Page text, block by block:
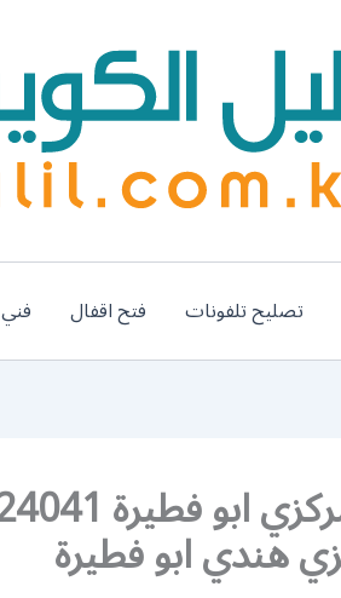
تصليح تلفونات فتح اقفال
فني صيانة تكييف
هندي ابو فطيرة